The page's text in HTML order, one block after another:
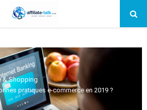
& Shopping
pratiques e-commerce en 2019 ?